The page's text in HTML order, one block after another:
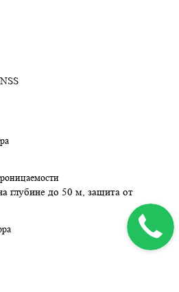
глубине до 50 м, защита от